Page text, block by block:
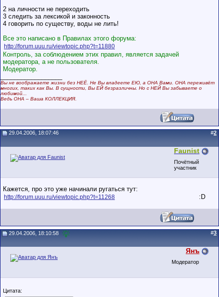
2 на личности не переходить
3 следить за лексикой и законность
4 говорить по существу, воды не лить!
Все это написано в Правилах этого форума:
http://forum.uuu.ru/viewtopic.php?t=11880
Контроль, за соблюдением этих правил, является задачей
модератора, а не пользователя.
Модератор.
Вы не воображаете жизни без НЕЁ. Не Вы владеете ЕЮ, а ОНА Вами. ОНА переживёт
многих, таких как Вы. В сущности, Вы ЕЙ безразличны. Но с НЕЙ Вы забываете о
любимой...
Ведь ОНА – Ваша КОЛЛЕКЦИЯ.
29.04.2006, 18:07:46 #2
Faunist
Почётный
участник
Кажется, про это уже начинали ругаться тут:
http://forum.uuu.ru/viewtopic.php?t=11268 :D
29.04.2006, 18:10:58 #3
Янъ
Модератор
Цитата: